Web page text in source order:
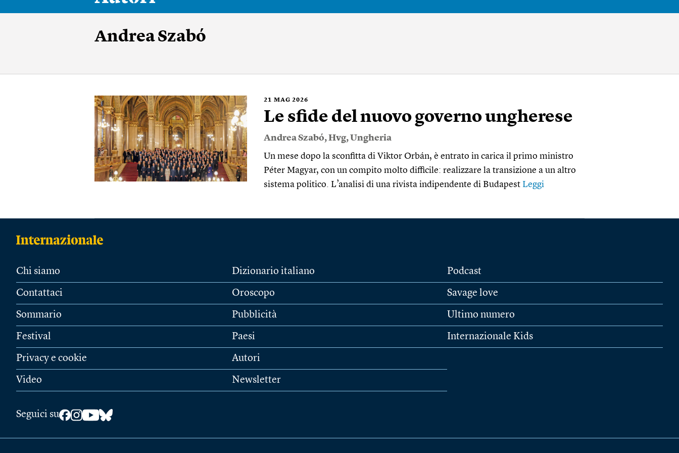
Andrea Szabó
21 MAG 2026
Le sfide del nuovo governo ungherese
Andrea Szabó,Hvg,Ungheria
Un mese dopo la sconfitta di Viktor Orbán, è entrato in carica il primo ministro
Péter Magyar, con un compito molto difficile: realizzare la transizione a un altro
sistema politico. L’analisi di una rivista indipendente di Budapest Leggi
Chi siamo
Contattaci
Sommario
Festival
Privacy e cookie
Video
Dizionario italiano
Oroscopo
Pubblicità
Paesi
Autori
Newsletter
Podcast
Savage love
Ultimo numero
Internazionale Kids
Seguici su